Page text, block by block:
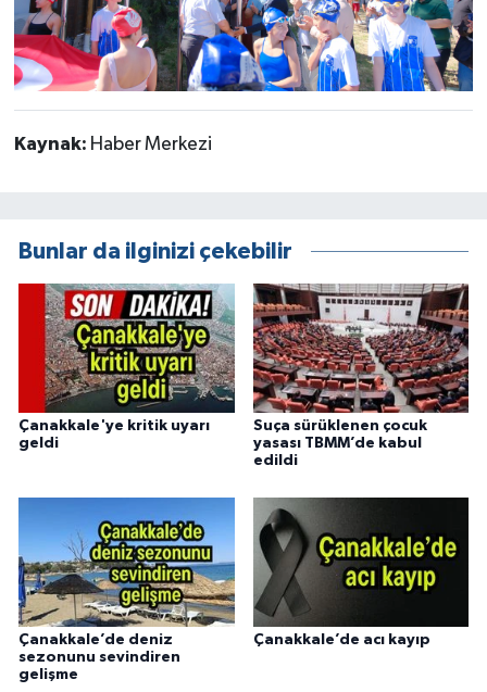
Kaynak: Haber Merkezi
Bunlar da ilginizi çekebilir
Çanakkale'ye kritik uyarı
geldi
Suça sürüklenen çocuk
yasası TBMM’de kabul
edildi
Çanakkale’de deniz
sezonunu sevindiren
gelişme
Çanakkale’de acı kayıp